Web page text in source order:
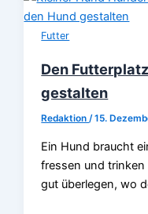
Futter
Den
gestalten
Redaktion/15.
Ein Hund braucht
fressen und
gut überlegen, wo